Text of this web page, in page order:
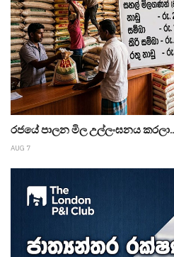
රජයේ පාලන මිල උල්ලංඝනය
AUG 7